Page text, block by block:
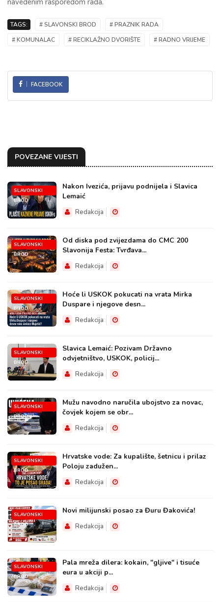
navedenim rasporedom rada.
TAGS: # SLAVONSKI BROD
# PRAZNIK RADA
# KOMUNALAC
# RECIKLAŽNO DVORIŠTE # RADNO VRIJEME
FACEBOOK
POVEZANE VIJESTI
SLAVONSKI
BROD
Nakon Ivezića, prijavu podnijela i Slavica
Lemaić
Redakcija
SLAVONSKI
BROD
Od diska pod zvijezdama do CMC 200
Slavonija Festa: Tvrđava...
Redakcija
SLAVONSKI
BROD
Hoće li USKOK pokucati na vrata Mirka
Duspare i njegove desn...
Redakcija
SLAVONSKI
BROD
Slavica Lemaić: Pozivam Državno
odvjetništvo, USKOK, policij...
Redakcija
SLAVONSKI
BROD
Mužu navodno naručila ubojstvo za novac,
čovjek kojem se obr...
Redakcija
SLAVONSKI
BROD
Hrvatske vode: Za kupalište, šetnicu i prilaz
Poloju zadužen...
Redakcija
SLAVONSKI
BROD
Novi milijunski posao za Đuru Đakovića!
Redakcija
SLAVONSKI
BROD
Pala mreža dilera: kokain, "gljive" i tisuće
eura u akciji p...
Redakcija